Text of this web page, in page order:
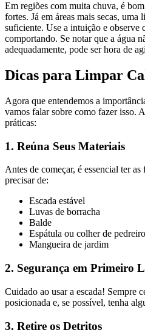
Em regiões com muita chuva, é
fortes. Já em áreas mais secas, uma
suficiente. Use a intuição e observe
comportando. Se notar que a água
adequadamente, pode ser hora de
Dicas para Limpar
Agora que entendemos a
vamos falar sobre como fazer isso.
práticas:
1. Reúna Seus Materiais
Antes de começar, é essencial ter
precisar de:
Escada estável
Luvas de borracha
Balde
Espátula ou colher de pedreiro
Mangueira de jardim
2. Segurança em Primeiro
Cuidado ao usar a escada! Sempre
posicionada e, se possível, tenha
3. Retire os Detritos